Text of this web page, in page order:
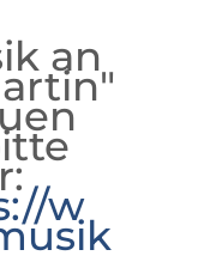
an
w